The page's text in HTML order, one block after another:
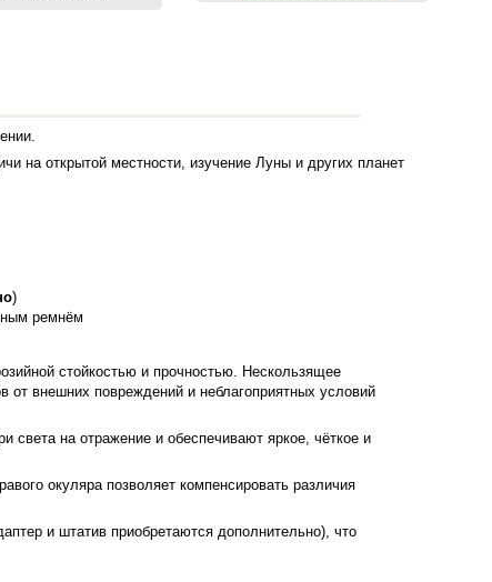
на открытой местности, изучение Луны и других планет
)
ремнём
стойкостью и прочностью. Нескользящее
от внешних повреждений и неблагоприятных условий
света на отражение и обеспечивают яркое, чёткое и
окуляра позволяет компенсировать различия
и штатив приобретаются дополнительно), что